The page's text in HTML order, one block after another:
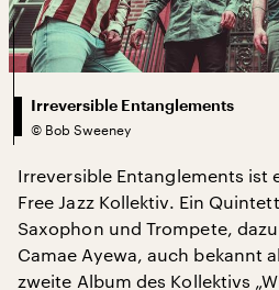
Irreversible Entanglements
© Bob Sweeney
Irreversible Entanglements ist
Free Jazz Kollektiv. Ein
Saxophon und Trompete,
Camae Ayewa, auch bekannt
zweite Album des Kollektivs